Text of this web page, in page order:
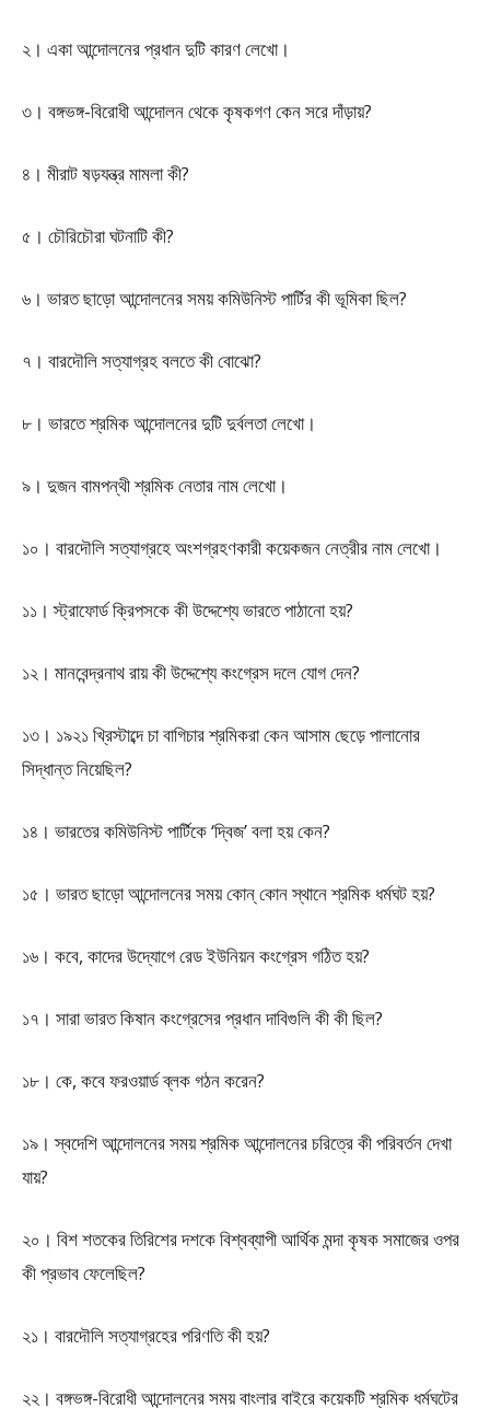
২। একা আন্দোলনের প্রধান দুটি কারণ লেখো।
৩। বঙ্গভঙ্গ-বিরোধী আন্দোলন থেকে কৃষকগণ কেন সরে দাঁড়ায়?
৪। মীরাট ষড়যন্ত্র মামলা কী?
৫। চৌরিচৌরা ঘটনাটি কী?
৬। ভারত ছাড়ো আন্দোলনের সময় কমিউনিস্ট পার্টির কী ভূমিকা ছিল?
৭। বারদৌলি সত্যাগ্রহ বলতে কী বোঝো?
৮। ভারতে শ্রমিক আন্দোলনের দুটি দুর্বলতা লেখো।
৯। দুজন বামপন্থী শ্রমিক নেতার নাম লেখো।
১০। বারদৌলি সত্যাগ্রহে অংশগ্রহণকারী কয়েকজন নেত্রীর নাম লেখো।
১১। স্ট্রাফোর্ড ক্রিপসকে কী উদ্দেশ্যে ভারতে পাঠানো হয়?
১২। মানবেন্দ্রনাথ রায় কী উদ্দেশ্যে কংগ্রেস দলে যোগ দেন?
১৩। ১৯২১ খ্রিস্টাব্দে চা বাগিচার শ্রমিকরা কেন আসাম ছেড়ে পালানোর
সিদ্ধান্ত নিয়েছিল?
১৪। ভারতের কমিউনিস্ট পার্টিকে ‘দ্বিজ’ বলা হয় কেন?
১৫। ভারত ছাড়ো আন্দোলনের সময় কোন্ কোন স্থানে শ্রমিক ধর্মঘট হয়?
১৬। কবে, কাদের উদ্যোগে রেড ইউনিয়ন কংগ্রেস গঠিত হয়?
১৭। সারা ভারত কিষান কংগ্রেসের প্রধান দাবিগুলি কী কী ছিল?
১৮। কে, কবে ফরওয়ার্ড ব্লক গঠন করেন?
১৯। স্বদেশি আন্দোলনের সময় শ্রমিক আন্দোলনের চরিত্রে কী পরিবর্তন দেখা
যায়?
২০। বিশ শতকের তিরিশের দশকে বিশ্বব্যাপী আর্থিক মন্দা কৃষক সমাজের ওপর
কী প্রভাব ফেলেছিল?
২১। বারদৌলি সত্যাগ্রহের পরিণতি কী হয়?
২২। বঙ্গভঙ্গ-বিরোধী আন্দোলনের সময় বাংলার বাইরে কয়েকটি শ্রমিক ধর্মঘটের